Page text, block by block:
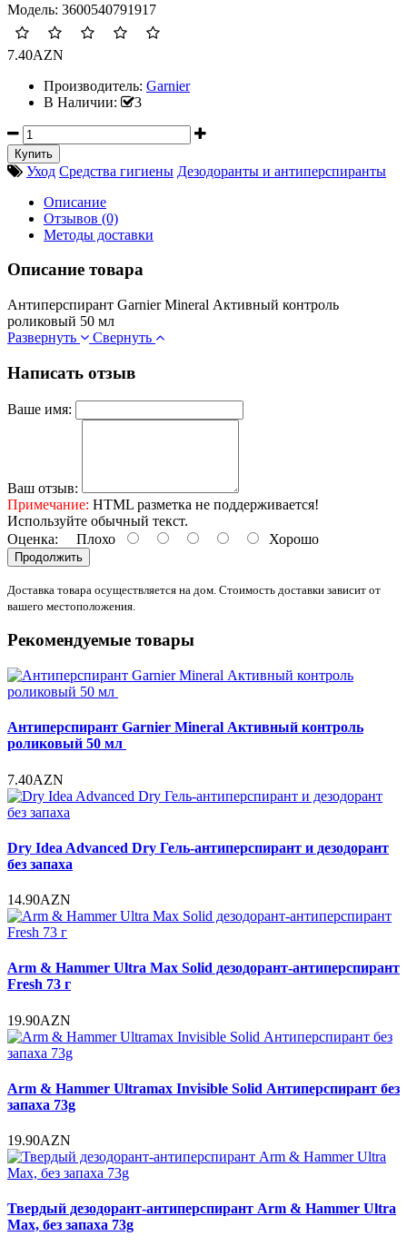
Модель: 3600540791917
7.40AZN
Производитель: Garnier
В Наличии:
3
Уход Средства гигиены Дезодоранты и антиперспиранты
Описание
Отзывов (0)
Методы доставки
Описание товара
Антиперспирант Garnier Mineral Активный контроль
роликовый 50 мл
Развернуть
Свернуть
Написать отзыв
Ваше имя:
Ваш отзыв:
Примечание: HTML разметка не поддерживается!
Используйте обычный текст.
Оценка: Плохо Хорошо
Продолжить
Доставка товара осуществляется на дом. Стоимость доставки зависит от
вашего местоположения.
Рекомендуемые товары
Антиперспирант Garnier Mineral Активный контроль
роликовый 50 мл
7.40AZN
Dry Idea Advanced Dry Гель-антиперспирант и дезодорант
без запаха
14.90AZN
Arm & Hammer Ultra Max Solid дезодорант-антиперспирант
Fresh 73 г
19.90AZN
Arm & Hammer Ultramax Invisible Solid Антиперспирант без
запаха 73g
19.90AZN
Твердый дезодорант-антиперспирант Arm & Hammer Ultra
Max, без запаха 73g